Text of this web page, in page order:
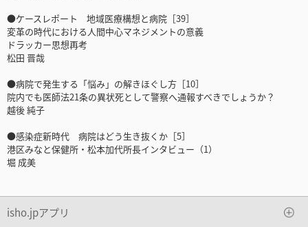
●ケースレポート 地域医療構想と病院［39］
変革の時代における人間中心マネジメントの意義
ドラッカー思想再考
松田 晋哉
●病院で発生する「悩み」の解きほぐし方［10］
院内でも医師法21条の異状死として警察へ通報すべきでしょうか？
越後 純子
●感染症新時代 病院はどう生き抜くか［5］
港区みなと保健所・松本加代所長インタビュー（1）
堀 成美
isho.jpアプリ